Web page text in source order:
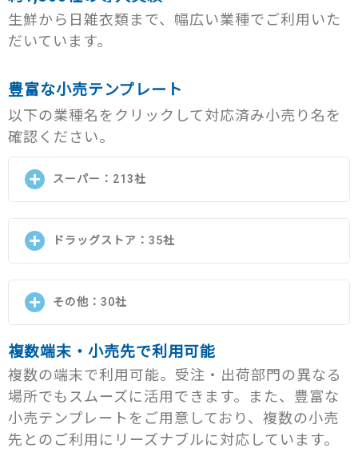
生鮮から日雑衣類まで、幅広い業種でご利用いた
だいています。
豊富な小売テンプレート
以下の業種名をクリックして対応済み小売り名を
確認ください。
スーパー：213社
あけぼの、アイスコ、アークス、渥美フーズ、あんく
るふじや、アント、アマノ、いちい、一号舘、いちや
道、イオンリテール、イオン琉球、イチコ、イズミ、
イズミヤ、魚栄、ウシオ、ウジエスーパー、えぷろん
コープ長野、エコス、遠鉄ストア、大川ストア、大阪
屋、大見屋、おどや、オギノ、オーケーストア、オリ
ンピック、尾張屋、小田急商事、小田原百貨店、かじ
惣、かきこや、鎌倉屋、かましん、鍛治商店、カス
ミ、カフェランテ、カワマツ、かわねや、関西CGC、
カンセキ、キシショッピングセンター、キャンドゥ、
京阪ザ・ストア、京成ストア、紀ノ国屋、近商スト
ドラッグストア：35社
イタヤマメディコ、ウエルシア、カワチ薬品、カメガ
ヤ、キリン堂、クスリのアオキ、クスリのマルエ、ク
ン、ゴダイ、G&Gファルマ、サンキュードラッグ、サ
ンドラッグ、スギ薬局、セキ薬品、杉浦薬品、ツル
ハ、タキヤ、ダイレックス、ダルマ薬局、トウブドラ
ッグ、トモズ、ナガタ薬品、ぱぱす、ププレひまわ
り、富士薬品、マツモトキヨシ、マツモトキヨシ九州
販売、マツモトキヨシ甲信越販売、マツモトキヨシ中
四国販売、マツモトキヨシ東日本販売、ユタカファー
その他：30社
アイアイティー、アークランドサカモト、イオン九州
ホームワイド、池忠、JA全農長野、JA南アルプス、
LIXILビバ、クロスター、カインズ、コープきんき事業
連合、コープ中国四国事業連合、コープデリ連合会、
コープ九州事業連合、コストコ、コメリ、サンデー、
全日食チェーン、田原屋、ドン・キホーテ、日本生
複数端末・小売先で利用可能
複数の端末で利用可能。受注・出荷部門の異なる
場所でもスムーズに活用できます。また、豊富な
小売テンプレートをご用意しており、複数の小売
先とのご利用にリーズナブルに対応しています。